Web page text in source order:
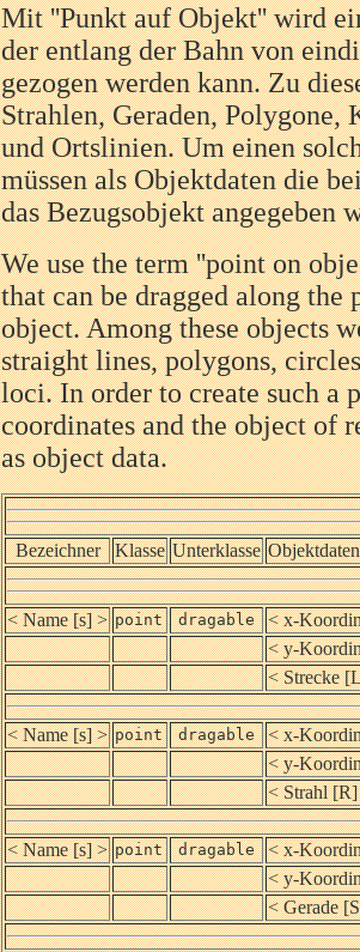
Mit ''Punkt auf Objekt'' wird
der entlang der Bahn von
gezogen werden kann. Zu
Strahlen, Geraden, Polygone,
und Ortslinien. Um einen
müssen als Objektdaten die
das Bezugsobjekt angegeben
We use the term ''point on
that can be dragged along the
object. Among these objects
straight lines, polygons,
loci. In order to create such a
coordinates and the object of
as object data.
Bezeichner Klasse Unterklasse Objektdaten
< Name [s] > point dragable
< x-
< y-
< Strecke
< Name [s] > point dragable
< x-
< y-
< Strahl
< Name [s] > point dragable
< x-
< y-
< Gerade